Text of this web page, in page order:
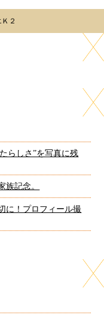
２
らしさ”を写真に残
族記念。
に！プロフィール撮